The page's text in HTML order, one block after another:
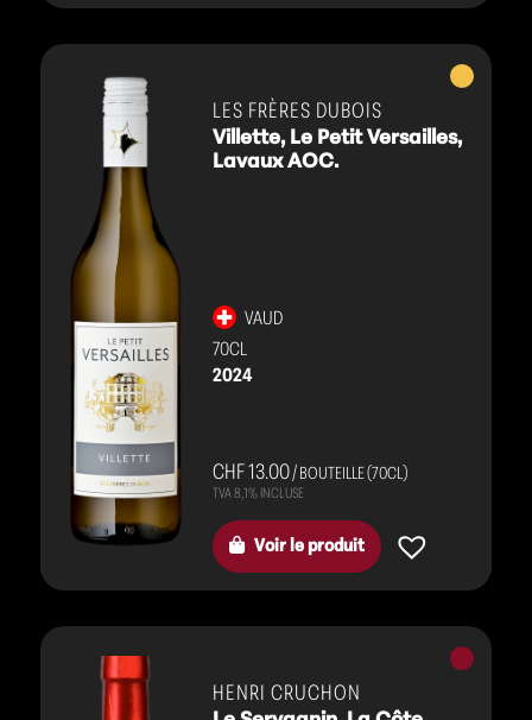
Vins
blancs
LES FRÈRES DUBOIS
Villette, Le Petit Versailles,
Lavaux AOC.
VAUD
70CL
2024
CHF 13.00/ BOUTEILLE (70CL)
Voir le produit
Vins
rouges
HENRI CRUCHON